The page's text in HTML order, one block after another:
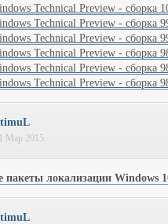
Technical Preview - сборка
Technical Preview - сборка
Technical Preview - сборка
Technical Preview - сборка
Technical Preview - сборка
Technical Preview - сборка
Мар 2015
локализации Windows